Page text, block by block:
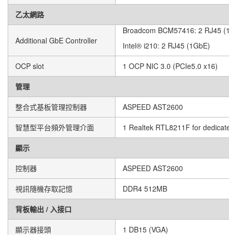
乙太網路
Additional GbE Controller
Broadcom BCM57416: 2 RJ45
Intel® i210: 2 RJ45 (1GbE)
OCP slot
1 OCP NIC 3.0 (PCIe5.0 x16)
管理
整合式基板管理控制器
ASPEED AST2600
智慧型平台頻外管理介面
1 Realtek RTL8211F for
顯示
控制器
ASPEED AST2600
視訊隨機存取記憶
DDR4 512MB
背板輸出 / 入接口
顯示器接頭
1 DB15 (VGA)